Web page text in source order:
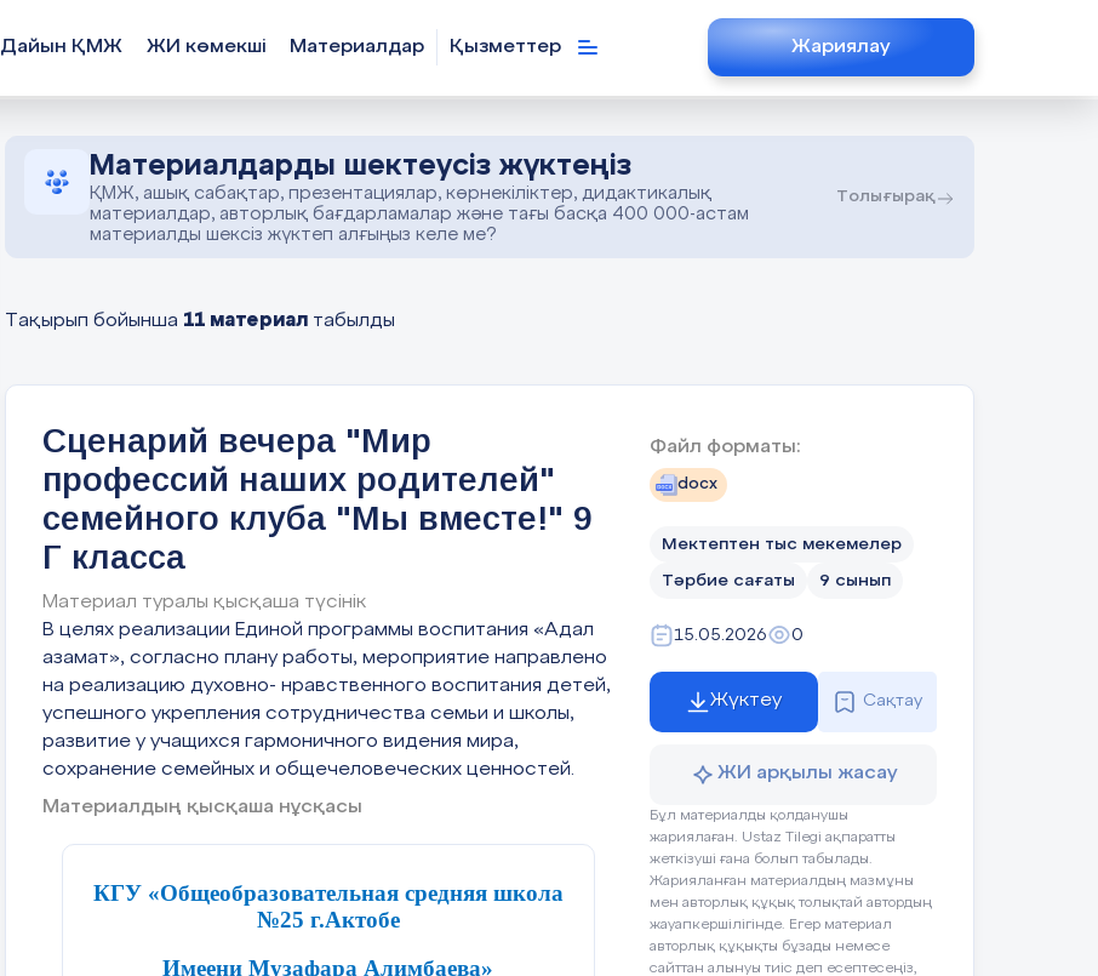
Дайын ҚМЖ ЖИ көмекші Материалдар Қызметтер Жариялау
Материалдарды шектеусіз жүктеңіз
ҚМЖ, ашық сабақтар, презентациялар, көрнекіліктер, дидактикалық
материалдар, авторлық бағдарламалар және тағы басқа 400 000-астам
материалды шексіз жүктеп алғыңыз келе ме?
Толығырақ
Тақырып бойынша 11 материал табылды
Сценарий вечера "Мир
профессий наших родителей"
семейного клуба "Мы вместе!" 9
Г класса
Материал туралы қысқаша түсінік
В целях реализации Единой программы воспитания «Адал
азамат», согласно плану работы, мероприятие направлено
на реализацию духовно- нравственного воспитания детей,
успешного укрепления сотрудничества семьи и школы,
развитие у учащихся гармоничного видения мира,
сохранение семейных и общечеловеческих ценностей.
Материалдың қысқаша нұсқасы
КГУ «Общеобразовательная средняя школа
№25 г.Актобе
Имеени Музафара Алимбаева»
Файл форматы:
docx
Мектептен тыс мекемелер
Тәрбие сағаты 9 сынып
15.05.2026 0
Жүктеу Сақтау
ЖИ арқылы жасау
Бұл материалды қолданушы
жариялаған. Ustaz Tilegi ақпаратты
жеткізуші ғана болып табылады.
Жарияланған материалдың мазмұны
мен авторлық құқық толықтай автордың
жауапкершілігінде. Егер материал
авторлық құқықты бұзады немесе
сайттан алынуы тиіс деп есептесеңіз,